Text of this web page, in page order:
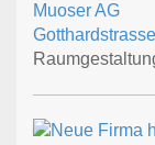
Muoser AG